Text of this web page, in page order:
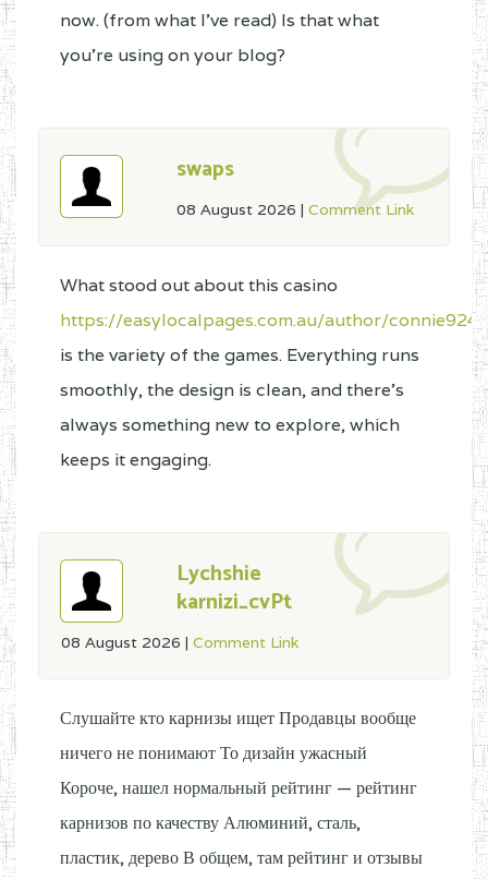
now. (from what I've read) Is that what
you're using on your blog?
swaps
08 August 2026 | Comment Link
What stood out about this casino
https://easylocalpages.com.au/author/
is the variety of the games. Everything runs
smoothly, the design is clean, and there’s
always something new to explore, which
keeps it engaging.
Lychshie
karnizi_cvPt
08 August 2026 | Comment Link
Слушайте кто карнизы ищет Продавцы вообще
ничего не понимают То дизайн ужасный
Короче, нашел нормальный рейтинг — рейтинг
карнизов по качеству Алюминий, сталь,
пластик, дерево В общем, там рейтинг и отзывы